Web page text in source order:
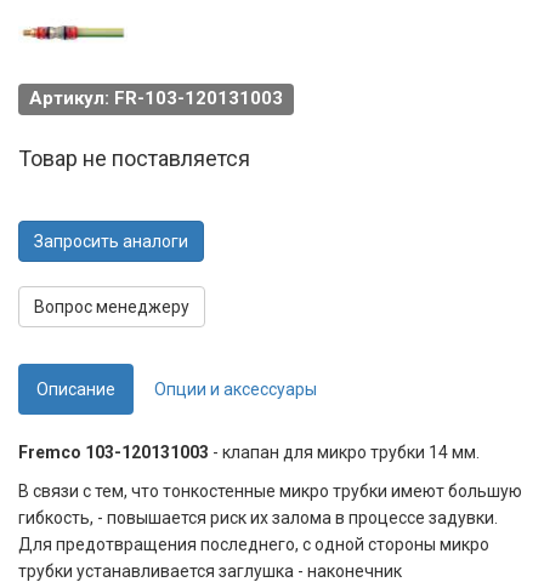
Артикул: FR-103-120131003
Товар не поставляется
Запросить аналоги
Вопрос менеджеру
Описание Опции и аксессуары
Fremco 103-120131003 - клапан для микро трубки 14 мм.
В связи с тем, что тонкостенные микро трубки имеют большую
гибкость, - повышается риск их залома в процессе задувки.
Для предотвращения последнего, с одной стороны микро
трубки устанавливается заглушка - наконечник